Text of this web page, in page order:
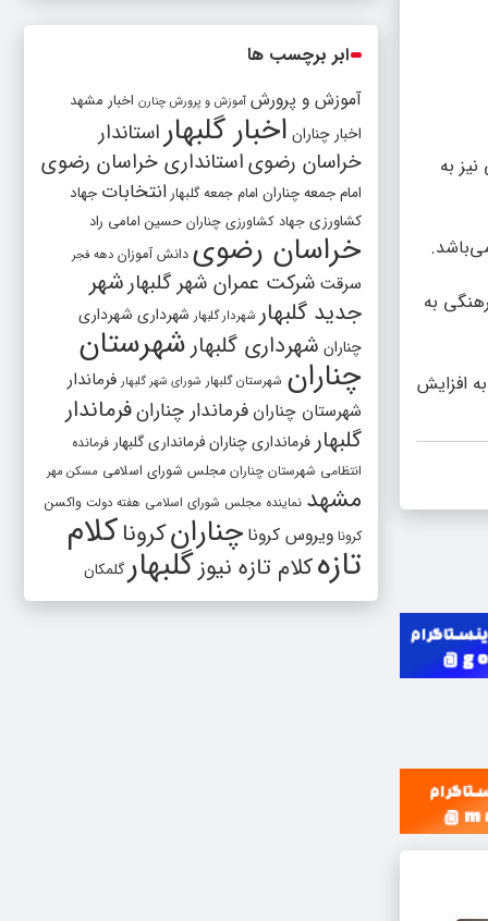
به
به
افزایش
ابر برچسب ها
آموزش و پرورش آموزش و پرورش چنارن اخبار مشهد
اخبار چناران اخبار گلبهار استاندار
خراسان رضویاستانداری خراسان رضوی
امام جمعه چناران امام جمعه گلبهار انتخابات جهاد
کشاورزی جهاد کشاورزی چناران حسین امامی راد
خراسان رضوی دانش آموزان دهه فجر
سرقت شرکت عمران شهر گلبهارشهر
جدید گلبهار شهردار گلبهار شهرداری شهرداری
چناران شهرداری گلبهار شهرستان
چناران شهرستان گلبهار شورای شهر گلبهار فرماندار
شهرستان چناران فرماندار چنارانفرماندار
گلبهار فرمانداری چنارانفرمانداری گلبهار فرمانده
انتظامی شهرستان چناران مجلس شورای اسلامی مسکن مهر
مشهد نماینده مجلس شورای اسلامی هفته دولت واکسن
کرونا ویروس کرونا چنارانکروناکلام
تازهکلام تازه نیوزگلبهارگلمکان